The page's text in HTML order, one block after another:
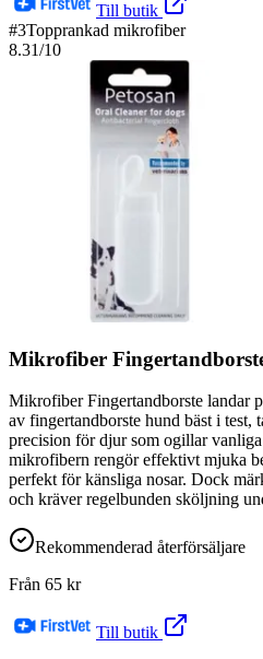
Till butik
#3Topprankad mikrofiber
8.31/10
Mikrofiber
Mikrofiber Fingertandborste landar
av fingertandborste hund bäst i test,
precision för djur som ogillar
mikrofibern rengör effektivt mjuka
perfekt för känsliga nosar. Dock
och kräver regelbunden sköljning
Rekommenderad återförsäljare
Från 65 kr
Till butik